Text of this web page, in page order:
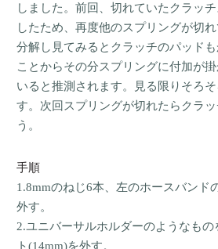
しました。前回、切れていたクラッ
したため、再度他のスプリングが切れ
分解し見てみるとクラッチのパッド
ことからその分スプリングに付加が
いると推測されます。見る限りそろ
す。次回スプリングが切れたらクラ
う。
手順
1.8mmのねじ6本、左のホースバンド
外す。
2.ユニバーサルホルダーのようなもの
ト(14mm)を外す。